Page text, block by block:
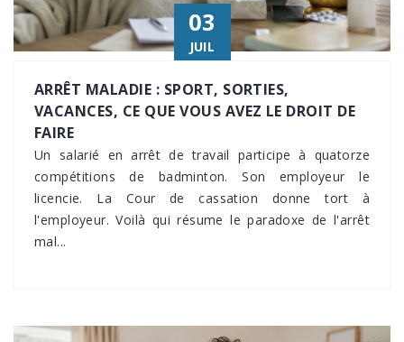
03
JUIL
ARRÊT MALADIE : SPORT, SORTIES,
VACANCES, CE QUE VOUS AVEZ LE DROIT DE
FAIRE
Un salarié en arrêt de travail participe à quatorze
compétitions de badminton. Son employeur le
licencie. La Cour de cassation donne tort à
l'employeur. Voilà qui résume le paradoxe de l'arrêt
mal...